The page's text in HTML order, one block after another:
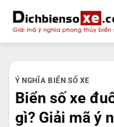
qua
nội
Ý NGHĨA BIỂN SỐ XE
Biển số xe
gì? Giải mã ý